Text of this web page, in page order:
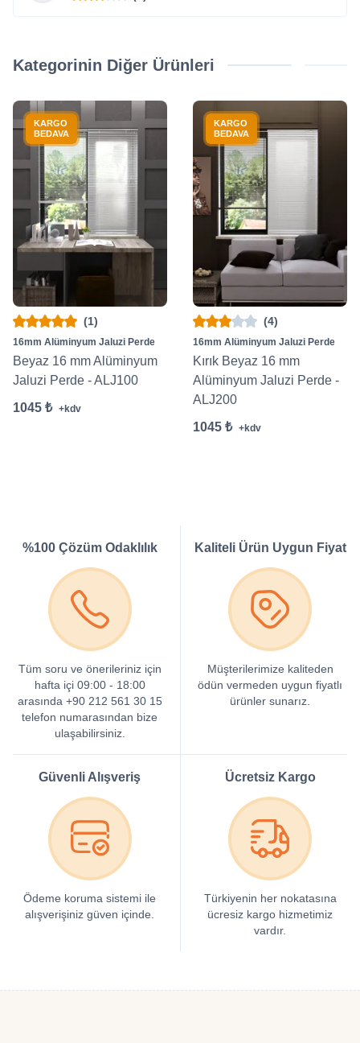
Kategorinin Diğer Ürünleri
KARGO
BEDAVA
(1)
16mm Alüminyum Jaluzi Perde
Beyaz 16 mm Alüminyum
Jaluzi Perde - ALJ100
1045 ₺ +kdv
KARGO
BEDAVA
(4)
16mm Alüminyum Jaluzi Perde
Kırık Beyaz 16 mm
Alüminyum Jaluzi Perde -
ALJ200
1045 ₺ +kdv
%100 Çözüm Odaklılık
Tüm soru ve önerileriniz için
hafta içi 09:00 - 18:00
arasında +90 212 561 30 15
telefon numarasından bize
ulaşabilirsiniz.
Kaliteli Ürün Uygun Fiyat
Müşterilerimize kaliteden
ödün vermeden uygun fiyatlı
ürünler sunarız.
Güvenli Alışveriş
Ödeme koruma sistemi ile
alışverişiniz güven içinde.
Ücretsiz Kargo
Türkiyenin her nokatasına
ücresiz kargo hizmetimiz
vardır.